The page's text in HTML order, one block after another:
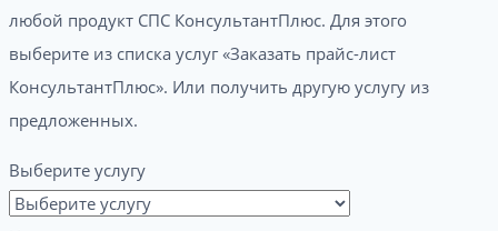
любой продукт СПС КонсультантПлюс. Для этого
выберите из списка услуг «Заказать прайс-лист
КонсультантПлюс». Или получить другую услугу из
предложенных.
Выберите услугу